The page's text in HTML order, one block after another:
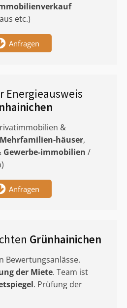
etc.)
Anfragen
Energieausweis
&
Mehrfamilien-häuser,
Gewerbe-immobilien /
)
Anfragen
Grünhainichen
Bewertungsanlässe.
der Miete. Team ist
. Prüfung der